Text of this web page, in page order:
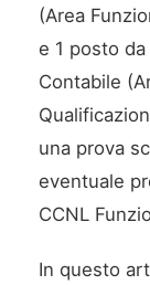
(Area
e 1 posto
Contabile
una prova
eventuale
CCNL
In questo